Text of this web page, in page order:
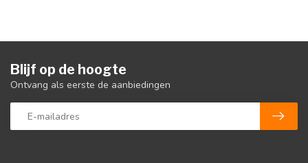
Blijf op de hoogte
Ontvang als eerste de aanbiedingen